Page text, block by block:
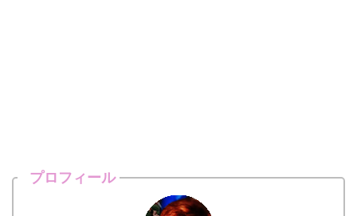
プロフィール